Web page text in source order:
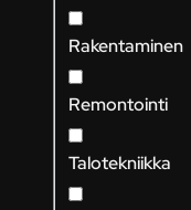
Rakentaminen
Remontointi
Talotekniikka